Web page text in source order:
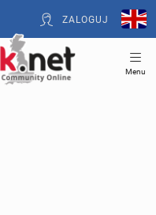
ZALOGUJ
Menu